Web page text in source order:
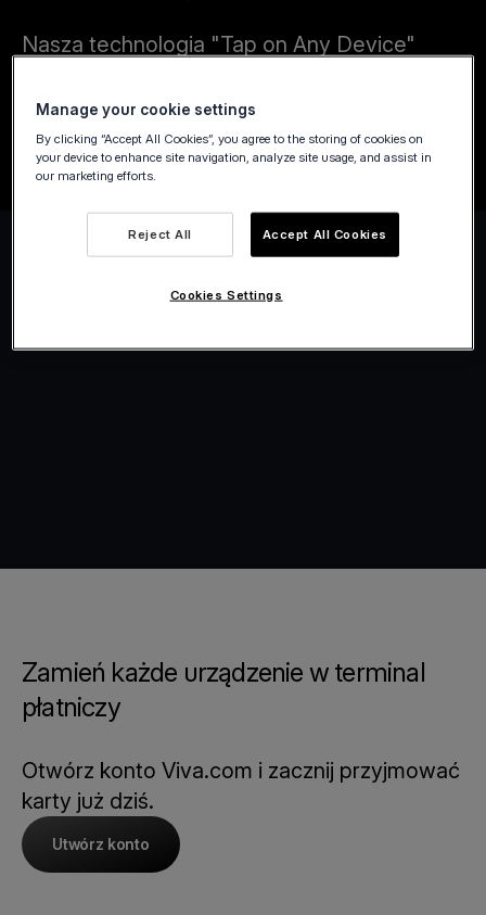
Nasza technologia "Tap on Any Device"
taksówki, wynajem limuzyn czy rowerów
miejskich.
Zamień każde urządzenie w terminal
płatniczy
Otwórz konto Viva.com i zacznij przyjmować
karty już dziś.
Utwórz konto
Manage your cookie settings
By clicking “Accept All Cookies”, you agree to the storing of cookies on
your device to enhance site navigation, analyze site usage, and assist in
our marketing efforts.
Reject All Accept All Cookies
Cookies Settings